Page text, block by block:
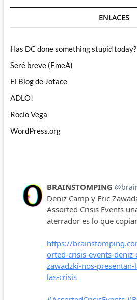
ENLACES
Has DC done something stupid today?
Seré breve (EmeA)
El Blog de Jotace
ADLO!
Rocío Vega
WordPress.org